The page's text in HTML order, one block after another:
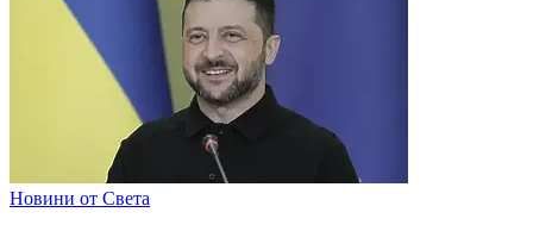
Новини от Света